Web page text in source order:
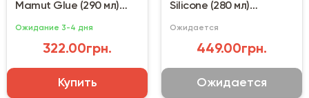
Mamut Glue (290 мл)
Ожидание 3-4 дня
322.00грн.
Купить
Silicone (280 мл)
Ожидается
449.00грн.
Ожидается